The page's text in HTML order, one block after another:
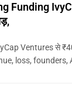
Funding
Ventures से ₹40
loss, founders,